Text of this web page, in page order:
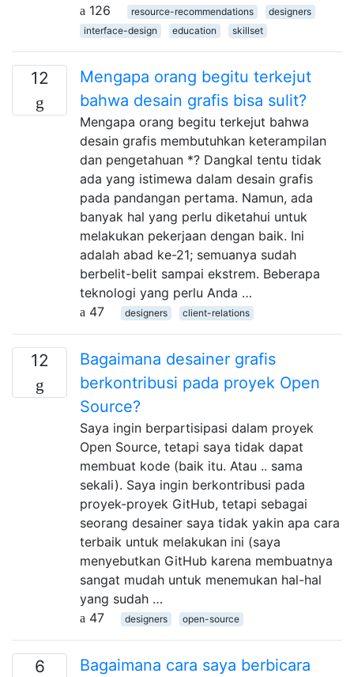
126
resource-recommendations
designers
interface-design
education skillset
12
Mengapa orang begitu terkejut
bahwa desain grafis bisa sulit?
Mengapa orang begitu terkejut bahwa
desain grafis membutuhkan keterampilan
dan pengetahuan *? Dangkal tentu tidak
ada yang istimewa dalam desain grafis
pada pandangan pertama. Namun, ada
banyak hal yang perlu diketahui untuk
melakukan pekerjaan dengan baik. Ini
adalah abad ke-21; semuanya sudah
berbelit-belit sampai ekstrem. Beberapa
teknologi yang perlu Anda …
47
designers client-relations
12
Bagaimana desainer grafis
berkontribusi pada proyek Open
Source?
Saya ingin berpartisipasi dalam proyek
Open Source, tetapi saya tidak dapat
membuat kode (baik itu. Atau .. sama
sekali). Saya ingin berkontribusi pada
proyek-proyek GitHub, tetapi sebagai
seorang desainer saya tidak yakin apa cara
terbaik untuk melakukan ini (saya
menyebutkan GitHub karena membuatnya
sangat mudah untuk menemukan hal-hal
yang sudah …
47
designers open-source
6
Bagaimana cara saya berbicara